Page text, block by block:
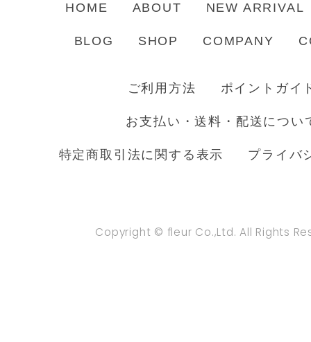
HOME ABOUT NEW ARRIVAL
BLOG SHOP COMPANY
ご利用方法 ポイントガイ
お支払い・送料・配送につい
特定商取引法に関する表示 プライバ
Copyright © fleur Co.,Ltd. All Rights